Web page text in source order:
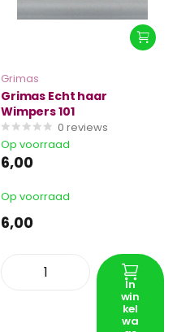
Grimas
Grimas Echt haar
Wimpers 101
0 reviews
Op voorraad
6,00
Op voorraad
6,00
In
win
kel
wa